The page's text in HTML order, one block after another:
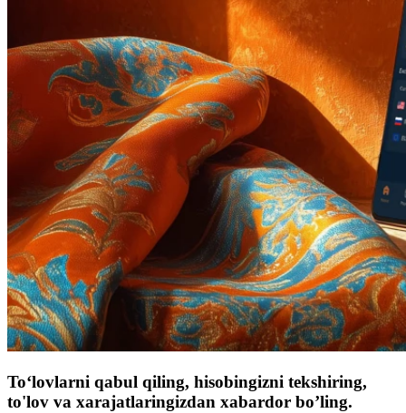
To‘lovlarni qabul qiling, hisobingizni tekshiring,
to'lov va xarajatlaringizdan xabardor bo’ling.